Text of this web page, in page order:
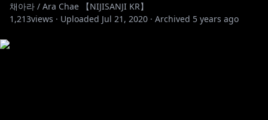
채아라 / Ara Chae 【NIJISANJI KR】
1,213views · Uploaded Jul 21, 2020 · Archived 5 years ago